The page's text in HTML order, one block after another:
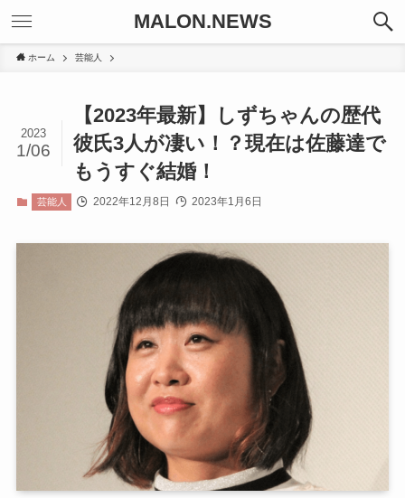
MALON.NEWS
ホーム 芸能人
【2023年最新】しずちゃんの歴代
彼氏3人が凄い！？現在は佐藤達で
もうすぐ結婚！
2023
1/06
芸能人 2022年12月8日 2023年1月6日